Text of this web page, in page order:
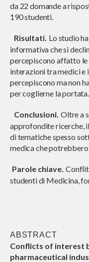
da 22 domande a
190 studenti.
Risultati. Lo studio
informativa che si
percepiscono affatto le
interazioni tra medici e
percepiscono ma non
per coglierne la portata.
Conclusioni. Oltre a
approfondite ricerche,
di tematiche spesso
medica che
Parole chiave.
studenti di Medicina,
ABSTRACT
Conflicts of interest
pharmaceutical